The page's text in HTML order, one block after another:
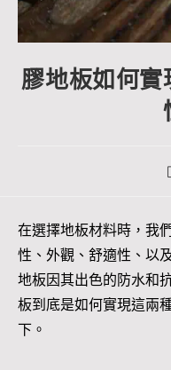
膠地板如何
在選擇地板材料時，我
性、外觀、舒適性、以
地板因其出色的防水和
板到底是如何實現這兩
下。